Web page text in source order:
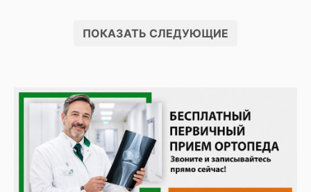
ПОКАЗАТЬ СЛЕДУЮЩИЕ